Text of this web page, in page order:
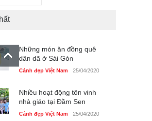
Những món ăn đồng quê
dân dã ở Sài Gòn
Cảnh đẹp Việt Nam 25/04/2020
Nhiều hoạt động tôn vinh
nhà giáo tại Đầm Sen
Cảnh đẹp Việt Nam 25/04/2020